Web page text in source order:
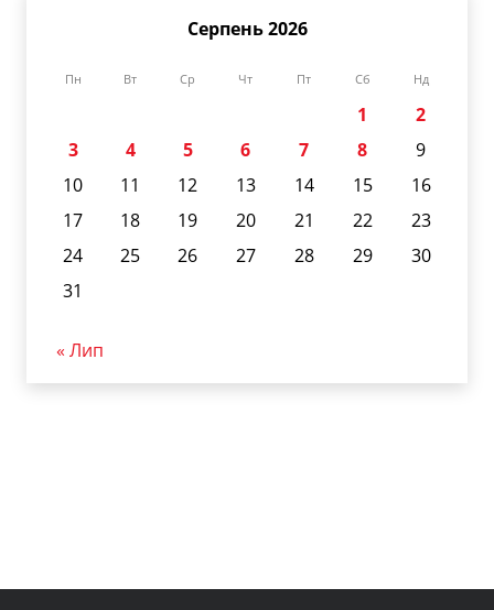
Серпень 2026
Пн Вт Ср Чт Пт Сб Нд
1
2
3
4 5 6 7 8
9
10
11 12 13 14 15
16
17
18 19 20 21 22
23
24
25 26 27 28 29
30
31
« Лип